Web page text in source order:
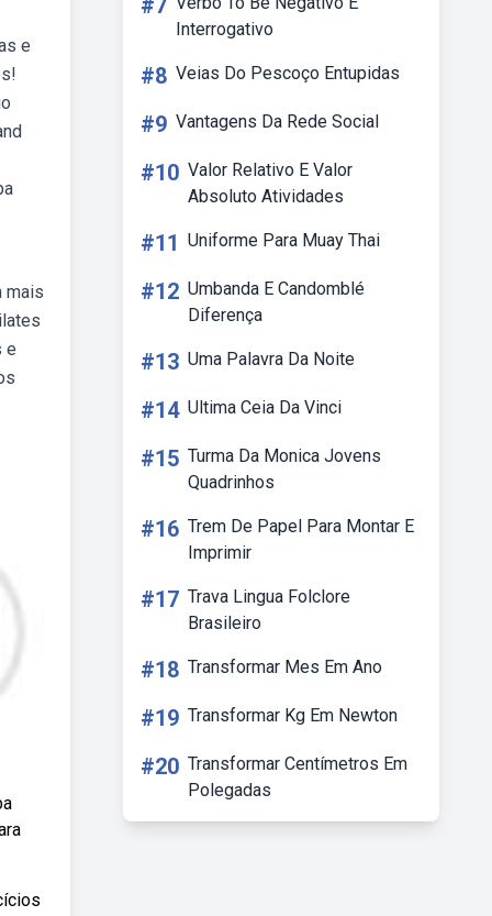
e
mais
e
#7
Interrogativo
#8 Veias Do Pescoço Entupidas
#9 Vantagens Da Rede Social
#10 Valor Relativo E Valor
Absoluto Atividades
#11 Uniforme Para Muay Thai
#12 Umbanda E Candomblé
Diferença
#13 Uma Palavra Da Noite
#14 Ultima Ceia Da Vinci
#15 Turma Da Monica Jovens
Quadrinhos
#16 Trem De Papel Para Montar E
Imprimir
#17 Trava Lingua Folclore
Brasileiro
#18 Transformar Mes Em Ano
#19 Transformar Kg Em Newton
#20 Transformar Centímetros Em
Polegadas